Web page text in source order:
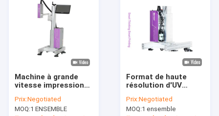
Machine à grande
vitesse impression
d'imprimante à jet
d'encre de carte de
Prix:Negotiated
MOQ:1 ENSEMBLE
Format de haute
résolution d'UV
Large d'imprimante à
jet d'encre de
Prix:Negotiated
MOQ:1 ensemble